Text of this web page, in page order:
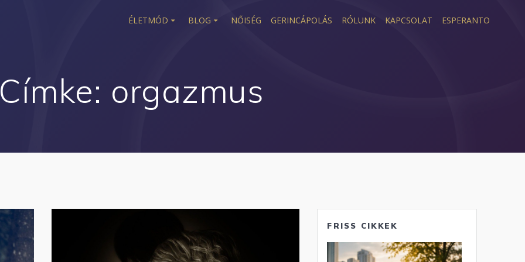
ÉLETMÓD BLOG NŐISÉG GERINCÁPOLÁS RÓLUNK KAPCSOLAT ESPERANTO
Címke: orgazmus
FRISS CIKKEK